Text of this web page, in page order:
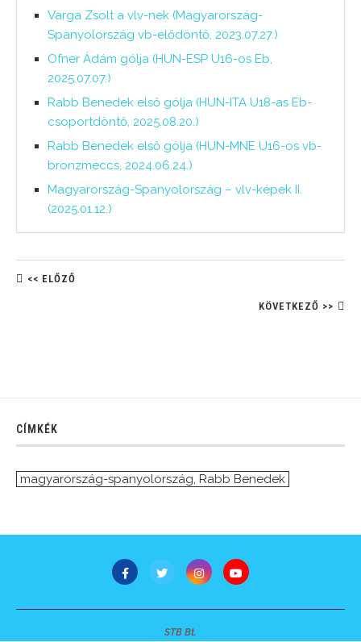
Varga Zsolt a vlv-nek (Magyarország-
Spanyolország vb-elődöntő, 2023.07.27.)
Ofner Ádám gólja (HUN-ESP U16-os Eb,
2025.07.07.)
Rabb Benedek első gólja (HUN-ITA U18-as Eb-
csoportdöntő, 2025.08.20.)
Rabb Benedek első gólja (HUN-MNE U16-os vb-
bronzmeccs, 2024.06.24.)
Magyarország-Spanyolország – vlv-képek II.
(2025.01.12.)
<< ELŐZŐ
KÖVETKEZŐ >>
CÍMKÉK
magyarország-spanyolország Rabb Benedek
STB Bt.